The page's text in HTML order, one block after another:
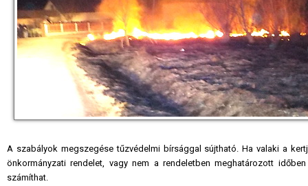
A szabályok megszegése tűzvédelmi bírsággal sújtható. Ha valaki a
önkormányzati rendelet, vagy nem a rendeletben meghatározott
számíthat.